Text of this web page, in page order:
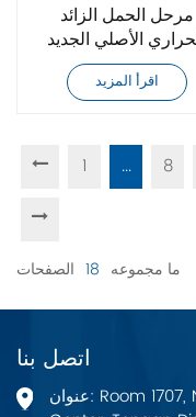
مرحل الحمل الزائد
الأصلي الجديد
تمامًا من فوجي TK12B-
P13 TK12B-P10
اقرأ المزيد
1 ... 8
ما مجموعه 18 الصفحات
اتصل بنا
عنوان: Room 1707, No. 1705, Wulu Road, Industrial